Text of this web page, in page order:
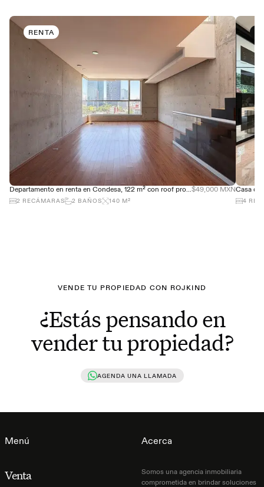
RENTA
Departamento en renta en Condesa, 122 m² con roof propio y terraza$49,000 MXN
2 RECÁMARAS 2 BAÑOS 140 M² 4
VENDE TU PROPIEDAD CON ROJKIND
¿Estás pensando en
vender tu propiedad?
AGENDA UNA LLAMADA
Menú
Venta
Acerca
Somos una agencia inmobiliaria
comprometida en brindar soluciones